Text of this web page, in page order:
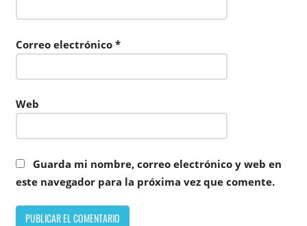
Correo electrónico *
Web
Guarda mi nombre, correo electrónico y web en
este navegador para la próxima vez que comente.